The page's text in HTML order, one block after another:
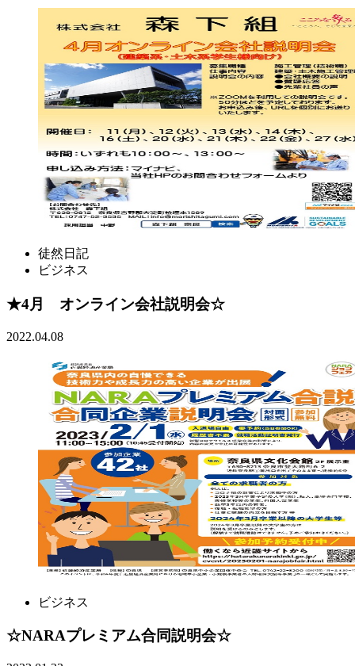
徒然日記
ビジネス
★4月 オンライン会社説明会☆
2022.04.08
ビジネス
☆NARAプレミアム合同説明会☆